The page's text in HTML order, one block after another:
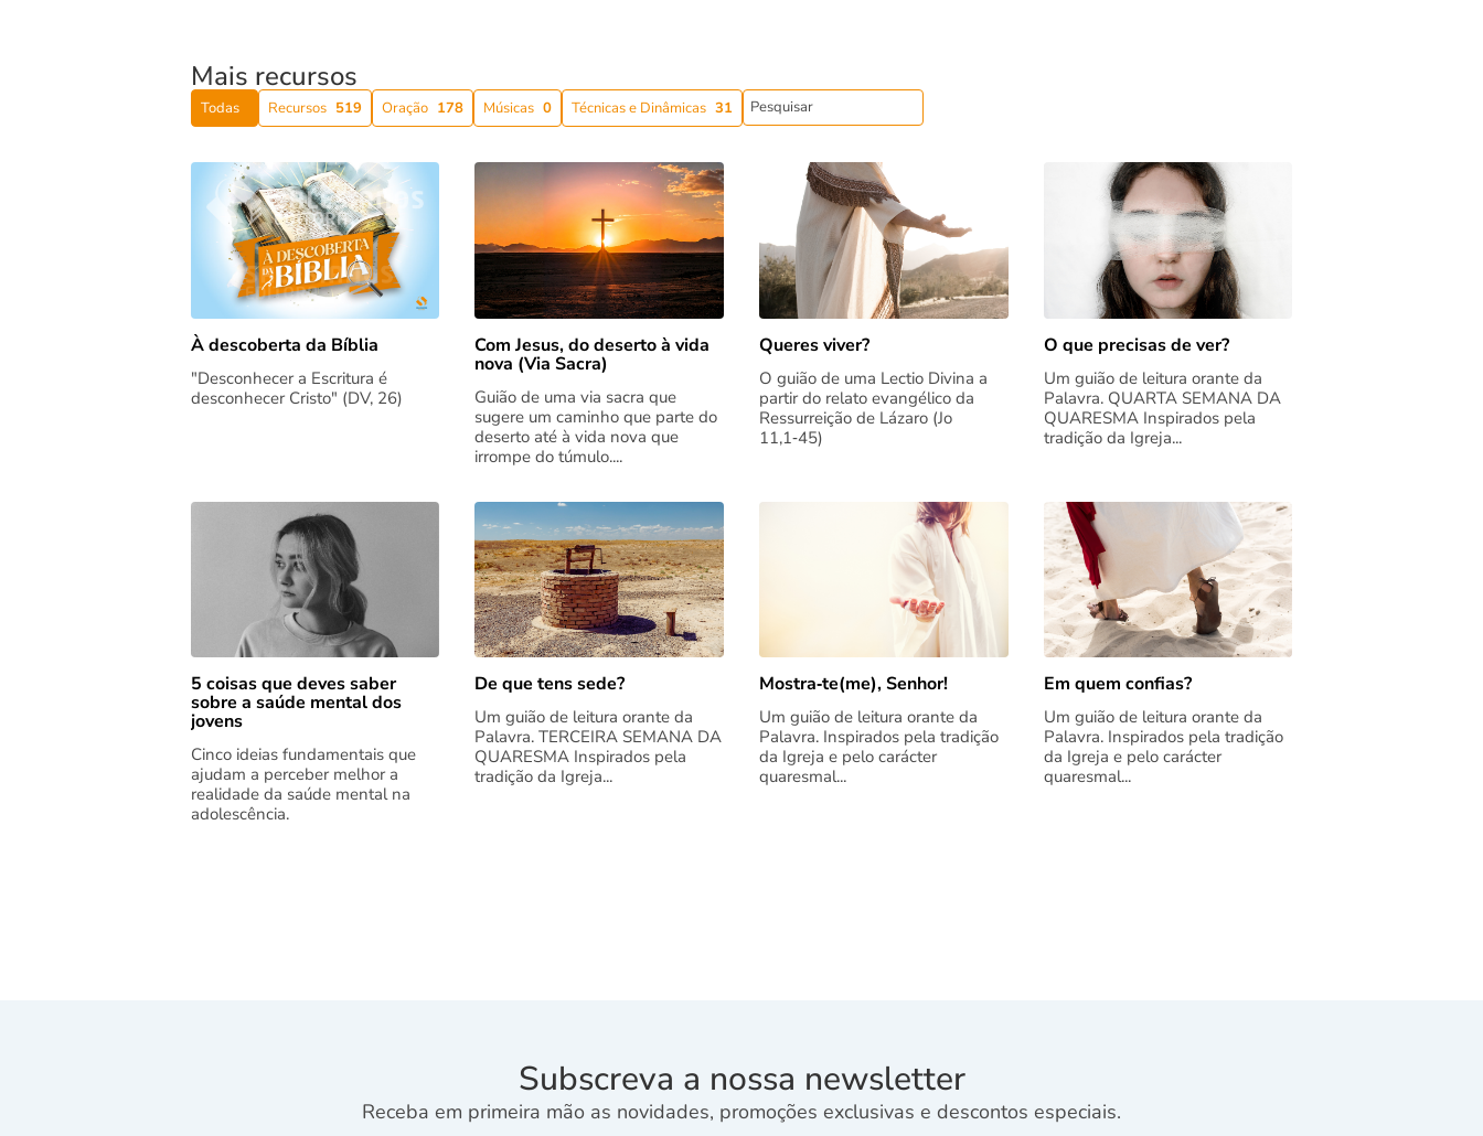
Mais recursos
Todas Recursos 519 Oração 178 Músicas 0 Técnicas e Dinâmicas 31
À descoberta da Bíblia
"Desconhecer a Escritura é
desconhecer Cristo" (DV, 26)
Com Jesus, do deserto à vida
nova (Via Sacra)
Guião de uma via sacra que
sugere um caminho que parte do
deserto até à vida nova que
irrompe do túmulo....
Queres viver?
O guião de uma Lectio Divina a
partir do relato evangélico da
Ressurreição de Lázaro (Jo
11,1‑45)
O que precisas de ver?
Um guião de leitura orante da
Palavra. QUARTA SEMANA DA
QUARESMA Inspirados pela
tradição da Igreja...
5 coisas que deves saber
sobre a saúde mental dos
jovens
Cinco ideias fundamentais que
ajudam a perceber melhor a
realidade da saúde mental na
adolescência.
De que tens sede?
Um guião de leitura orante da
Palavra. TERCEIRA SEMANA DA
QUARESMA Inspirados pela
tradição da Igreja...
Mostra‑te(me), Senhor!
Um guião de leitura orante da
Palavra. Inspirados pela tradição
da Igreja e pelo carácter
quaresmal...
Em quem confias?
Um guião de leitura orante da
Palavra. Inspirados pela tradição
da Igreja e pelo carácter
quaresmal...
Subscreva a nossa newsletter
Receba em primeira mão as novidades, promoções exclusivas e descontos especiais.